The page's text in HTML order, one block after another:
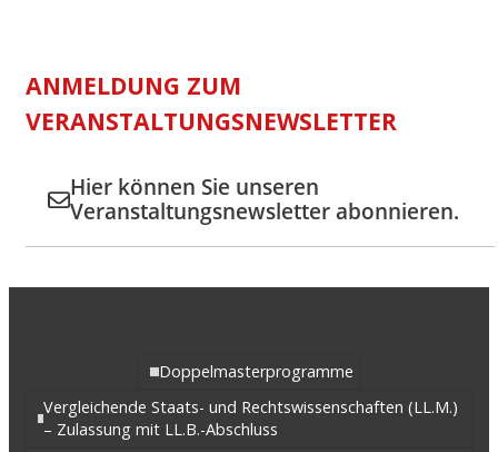
ANMELDUNG ZUM
VERANSTALTUNGSNEWSLETTER
Hier können Sie unseren
Veranstaltungsnewsletter abonnieren.
Doppelmasterprogramme
Vergleichende Staats- und Rechtswissenschaften (LL.M.)
– Zulassung mit LL.B.-Abschluss